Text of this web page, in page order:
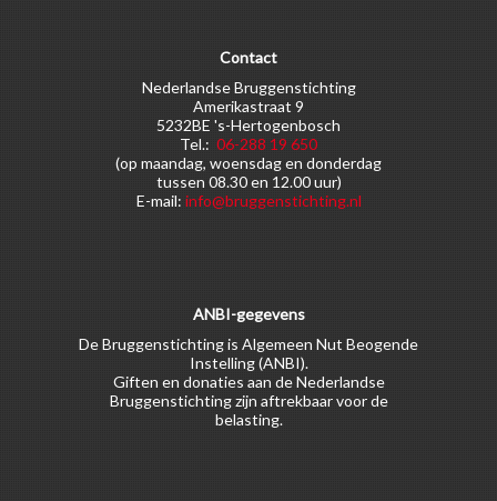
Contact
Nederlandse Bruggenstichting
Amerikastraat 9
5232BE 's-Hertogenbosch
Tel.: 06-288 19 650
(op maandag, woensdag en donderdag
tussen 08.30 en 12.00 uur)
E-mail: info@bruggenstichting.nl
ANBI-gegevens
De Bruggenstichting is Algemeen Nut Beogende
Instelling (ANBI).
Giften en donaties aan de Nederlandse
Bruggenstichting zijn aftrekbaar voor de
belasting.